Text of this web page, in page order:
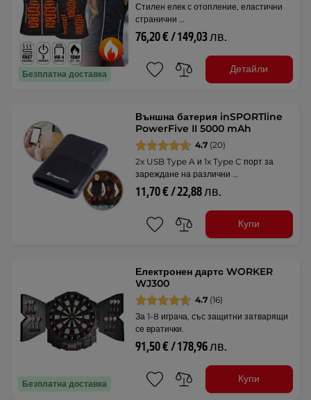
Безплатна доставка
Стилен елек с отопление, еластични
странични …
76,20 € / 149,03 лв.
Детайли
Външна батерия inSPORTline
PowerFive II 5000 mAh
4.7 (20)
2x USB Type A и 1x Type C порт за
зареждане на различни …
11,70 € / 22,88 лв.
Купи
Безплатна доставка
Електронен дартс WORKER
WJ300
4.7 (16)
За 1-8 играча, със защитни затварящи
се вратички.
91,50 € / 178,96 лв.
Купи